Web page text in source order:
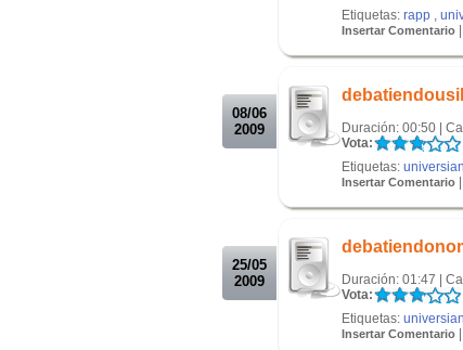
Etiquetas: rapp
Insertar Comentario
08/06
2009
debatiendousil
Duración: 00:50 |
Vota:
Etiquetas:
Insertar Comentario
25/05
2009
Duración: 01:47 |
Vota:
Etiquetas:
Insertar Comentario